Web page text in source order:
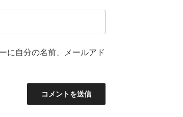
に自分の名前、メールアド